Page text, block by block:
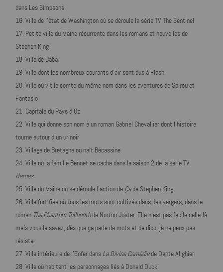
dans Les Simpsons
Ville de l’état de Washington où se déroule la série TV The Sentinel
Petite ville du Maine récurrente dans les romans et nouvelles de
Stephen King
Ville de Baba
Ville dont les nombreux courants d'air sont dus à Flash
Ville où vit le comte du même nom dans les aventures de Spirou et
Fantasio
Capitale du Pays d'Oz
Ville qui donne son nom à un roman Gabriel Chevallier dont l'histoire
tourne autour d'un urinoir
Village de Bretagne ou naît Bécassine
Ville où la famille Bennet se cache dans la saison 2 de la série TV
Heroes
Ville du Maine où se déroule l'action de Çade Stephen King
Ville fortifiée où tous les mots sont cultivés dans des vergers, dans le
roman The Phantom Tollboothde Norton Juster. Elle n'est pas facile celle-là
mais vous le savez, dès que ça parle de mots et de dico, je ne peux pas
résister
Ville intérieure de l'Enfer dans La Divine Comédiede Dante Alighieri
Ville où habitent les personnages liés à Donald Duck